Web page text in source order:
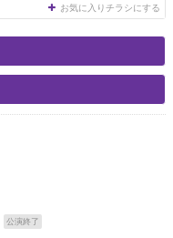
お気に入りチラシにする
公演終了